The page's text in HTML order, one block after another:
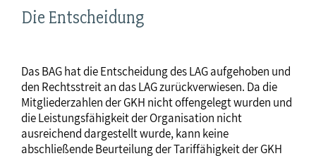
Die Entscheidung
Das BAG hat die Entscheidung des LAG aufgehoben und
den Rechtsstreit an das LAG zurückverwiesen. Da die
Mitgliederzahlen der GKH nicht offengelegt wurden und
die Leistungsfähigkeit der Organisation nicht
ausreichend dargestellt wurde, kann keine
abschließende Beurteilung der Tariffähigkeit der GKH